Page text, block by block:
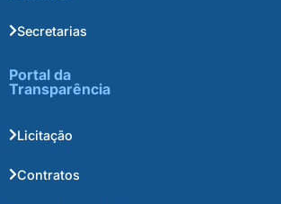
Secretarias
Portal da
Transparência
Licitação
Contratos